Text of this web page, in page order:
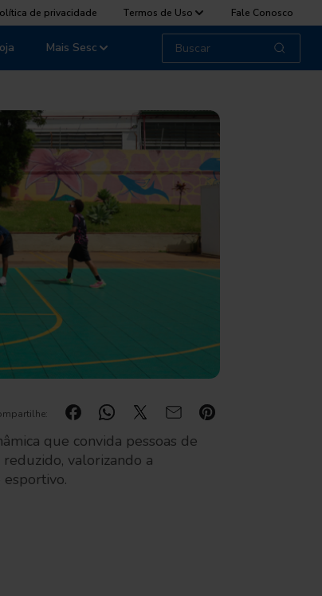
de privacidade Termos de Uso Fale Conosco
Mais Sesc
que convida pessoas de
valorizando a